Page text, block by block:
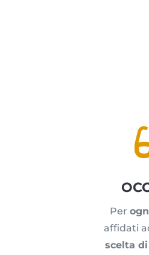
Per
affidati
scelta